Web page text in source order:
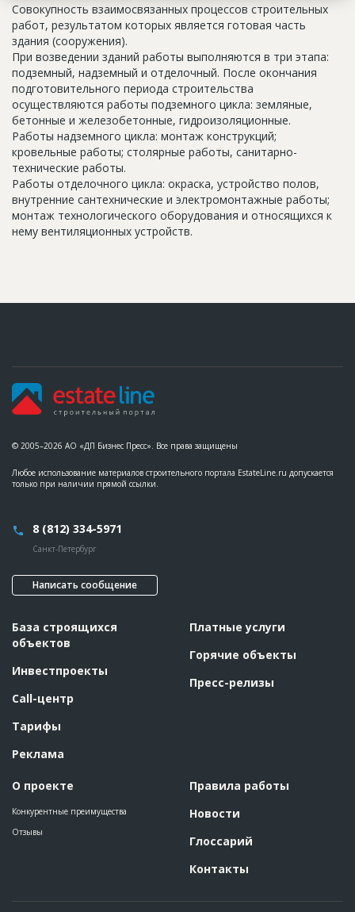
Совокупность взаимосвязанных процессов строительных
работ, результатом которых является готовая часть
здания (сооружения).
При возведении зданий работы выполняются в три этапа:
подземный, надземный и отделочный. После окончания
подготовительного периода строительства
осуществляются работы подземного цикла: земляные,
бетонные и железобетонные, гидроизоляционные.
Работы надземного цикла: монтаж конструкций;
кровельные работы; столярные работы, санитарно-
технические работы.
Работы отделочного цикла: окраска, устройство полов,
внутренние сантехнические и электромонтажные работы;
монтаж технологического оборудования и относящихся к
нему вентиляционных устройств.
© 2005–2026 АО «ДП Бизнес Пресс». Все права защищены
Любое использование материалов строительного портала EstateLine.ru допускается
только при наличии прямой ссылки.
8 (812) 334-5971
Санкт-Петербург
Написать сообщение
База строящихся
объектов
Инвестпроекты
Call-центр
Тарифы
Реклама
О проекте
Конкурентные преимущества
Отзывы
Платные услуги
Горячие объекты
Пресс-релизы
Правила работы
Новости
Глоссарий
Контакты